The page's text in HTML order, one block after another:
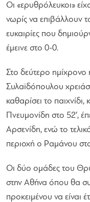
Οι «ερυθρόλευκοι»
νωρίς να επιβάλλουν
ευκαιρίες που
έμεινε στο 0-0.
Στο δεύτερο
Συλαϊδόπουλου
καθαρίσει το
Πνευμονίδη στο 52′,
Αρσενίδη, ενώ το
περιοχή ο Ραμάνου
Οι δύο ομάδες του
στην Αθήνα όπου θα
προκειμένου να είναι